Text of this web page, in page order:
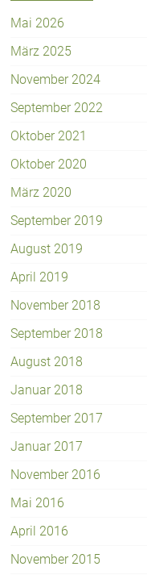
Mai 2026
März 2025
November 2024
September 2022
Oktober 2021
Oktober 2020
März 2020
September 2019
August 2019
April 2019
November 2018
September 2018
August 2018
Januar 2018
September 2017
Januar 2017
November 2016
Mai 2016
April 2016
November 2015